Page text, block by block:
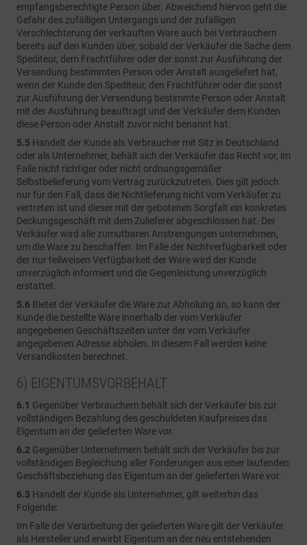
empfangsberechtigte Person über. Abweichend hiervon geht die
Gefahr des zufälligen Untergangs und der zufälligen
Verschlechterung der verkauften Ware auch bei Verbrauchern
bereits auf den Kunden über, sobald der Verkäufer die Sache dem
Spediteur, dem Frachtführer oder der sonst zur Ausführung der
Versendung bestimmten Person oder Anstalt ausgeliefert hat,
wenn der Kunde den Spediteur, den Frachtführer oder die sonst
zur Ausführung der Versendung bestimmte Person oder Anstalt
mit der Ausführung beauftragt und der Verkäufer dem Kunden
diese Person oder Anstalt zuvor nicht benannt hat.
5.5 Handelt der Kunde als Verbraucher mit Sitz in Deutschland
oder als Unternehmer, behält sich der Verkäufer das Recht vor, im
Falle nicht richtiger oder nicht ordnungsgemäßer
Selbstbelieferung vom Vertrag zurückzutreten. Dies gilt jedoch
nur für den Fall, dass die Nichtlieferung nicht vom Verkäufer zu
vertreten ist und dieser mit der gebotenen Sorgfalt ein konkretes
Deckungsgeschäft mit dem Zulieferer abgeschlossen hat. Der
Verkäufer wird alle zumutbaren Anstrengungen unternehmen,
um die Ware zu beschaffen. Im Falle der Nichtverfügbarkeit oder
der nur teilweisen Verfügbarkeit der Ware wird der Kunde
unverzüglich informiert und die Gegenleistung unverzüglich
erstattet.
5.6 Bietet der Verkäufer die Ware zur Abholung an, so kann der
Kunde die bestellte Ware innerhalb der vom Verkäufer
angegebenen Geschäftszeiten unter der vom Verkäufer
angegebenen Adresse abholen. In diesem Fall werden keine
Versandkosten berechnet.
6) EIGENTUMSVORBEHALT
6.1 Gegenüber Verbrauchern behält sich der Verkäufer bis zur
vollständigen Bezahlung des geschuldeten Kaufpreises das
Eigentum an der gelieferten Ware vor.
6.2 Gegenüber Unternehmern behält sich der Verkäufer bis zur
vollständigen Begleichung aller Forderungen aus einer laufenden
Geschäftsbeziehung das Eigentum an der gelieferten Ware vor.
6.3 Handelt der Kunde als Unternehmer, gilt weiterhin das
Folgende:
Im Falle der Verarbeitung der gelieferten Ware gilt der Verkäufer
als Hersteller und erwirbt Eigentum an der neu entstehenden